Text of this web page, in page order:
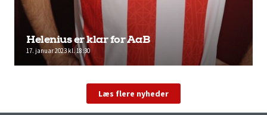
Helenius er klar for AaB
17. januar 2023 kl. 18:30
Læs flere nyheder